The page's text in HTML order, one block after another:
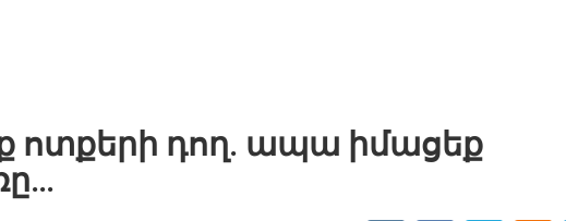
ոտքերի դող. ապա իմացեք